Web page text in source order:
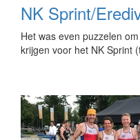
NK Sprint/
Het was even puzzelen
krijgen voor het NK Sprint